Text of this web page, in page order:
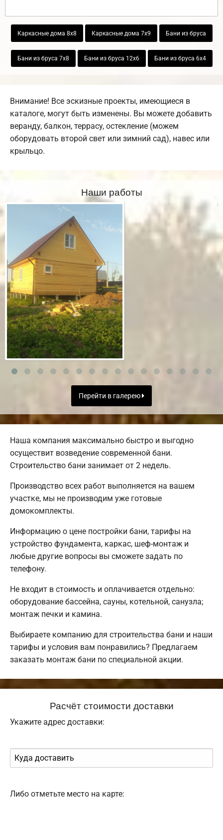
Каркасные дома 8х8 Каркасные дома 7х9 Бани из бруса
Бани из бруса 7х8 Бани из бруса 12х6 Бани из бруса 6х4
Внимание! Все эскизные проекты, имеющиеся в
каталоге, могут быть изменены. Вы можете добавить
веранду, балкон, террасу, остекление (можем
оборудовать второй свет или зимний сад), навес или
крыльцо.
Наши работы
Перейти в галерею
Наша компания максимально быстро и выгодно
осуществит возведение современной бани.
Строительство бани занимает от 2 недель.
Производство всех работ выполняется на вашем
участке, мы не производим уже готовые
домокомплекты.
Информацию о цене постройки бани, тарифы на
устройство фундамента, каркас, шеф-монтаж и
любые другие вопросы вы сможете задать по
телефону.
Не входит в стоимость и оплачивается отдельно:
оборудование бассейна, сауны, котельной, санузла;
монтаж печки и камина.
Выбираете компанию для строительства бани и наши
тарифы и условия вам понравились? Предлагаем
заказать монтаж бани по специальной акции.
Расчёт стоимости доставки
Укажите адрес доставки:
Либо отметьте место на карте: